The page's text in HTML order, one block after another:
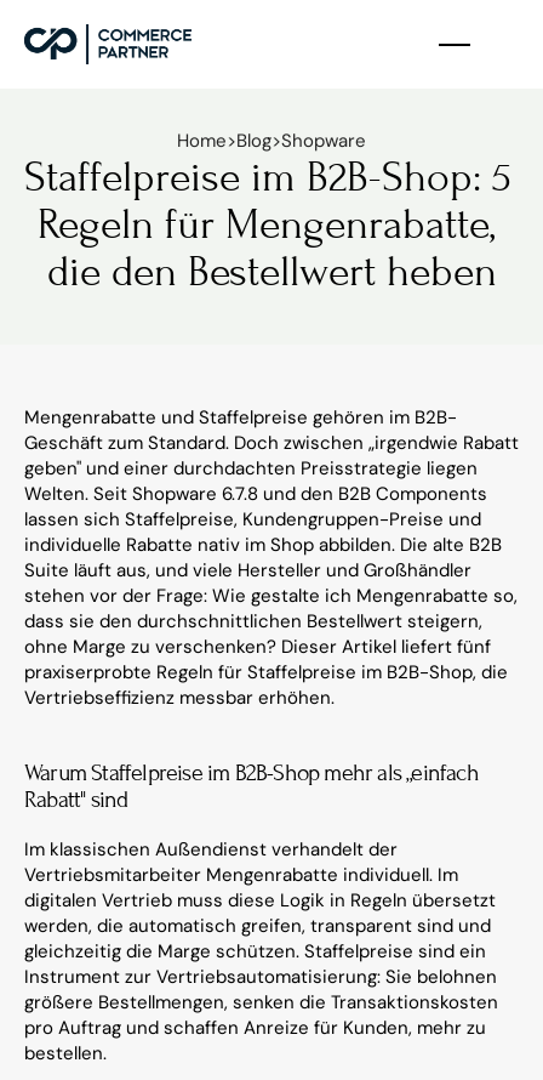
Home>Blog>Shopware
Staffelpreise im B2B-Shop: 5
Regeln für Mengenrabatte,
die den Bestellwert heben
Mengenrabatte und Staffelpreise gehören im B2B-
Geschäft zum Standard. Doch zwischen „irgendwie Rabatt
geben" und einer durchdachten Preisstrategie liegen
Welten. Seit Shopware 6.7.8 und den B2B Components
lassen sich Staffelpreise, Kundengruppen-Preise und
individuelle Rabatte nativ im Shop abbilden. Die alte B2B
Suite läuft aus, und viele Hersteller und Großhändler
stehen vor der Frage: Wie gestalte ich Mengenrabatte so,
dass sie den durchschnittlichen Bestellwert steigern,
ohne Marge zu verschenken? Dieser Artikel liefert fünf
praxiserprobte Regeln für Staffelpreise im B2B-Shop, die
Vertriebseffizienz messbar erhöhen.
Warum Staffelpreise im B2B-Shop mehr als „einfach
Rabatt" sind
Im klassischen Außendienst verhandelt der
Vertriebsmitarbeiter Mengenrabatte individuell. Im
digitalen Vertrieb muss diese Logik in Regeln übersetzt
werden, die automatisch greifen, transparent sind und
gleichzeitig die Marge schützen. Staffelpreise sind ein
Instrument zur Vertriebsautomatisierung: Sie belohnen
größere Bestellmengen, senken die Transaktionskosten
pro Auftrag und schaffen Anreize für Kunden, mehr zu
bestellen.